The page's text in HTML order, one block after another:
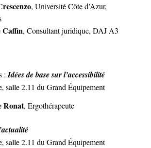
, Université Côte d’Azur,
Caffin, Consultant juridique, DAJ A3
: Idées de base sur l’accessibilité
salle 2.11 du Grand Équipement
Ronat, Ergothérapeute
salle 2.11 du Grand Équipement